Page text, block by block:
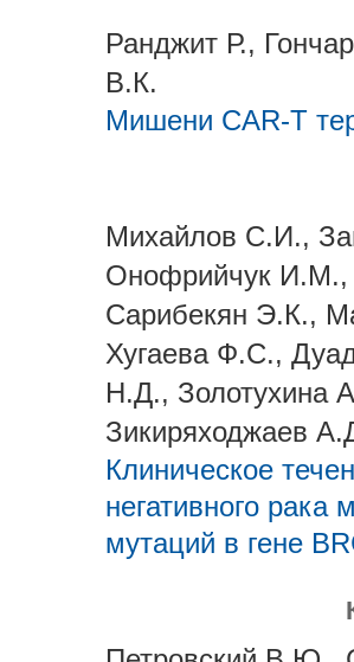
Ранджит Р.,
В.К.
Мишени CAR-T
Михайлов С.И.,
Онофрийчук
Сарибекян Э.К.,
Хугаева Ф.С.,
Н.Д., Золотухина
Зикиряходжаев
Клиническое
негативного рака
мутаций в гене